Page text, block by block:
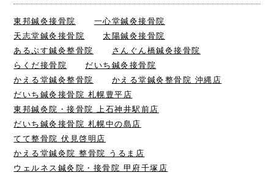
東邦鍼灸接骨院
一心堂鍼灸接骨院
天志堂鍼灸接骨院
太陽鍼灸接骨院
あるぷす鍼灸整骨院
さんぐん橋鍼灸接骨院
らくだ接骨院
だいち鍼灸接骨院
かえる堂鍼灸整骨院
かえる堂鍼灸整骨院 沖縄店
だいち鍼灸接骨院 札幌豊平店
東邦鍼灸院・接骨院 上石神井駅前店
だいち鍼灸接骨院 札幌中の島店
てて整骨院 伏見啓明店
かえる堂鍼灸院 整骨院 うるま店
ウェルネス鍼灸院・接骨院 甲府千塚店